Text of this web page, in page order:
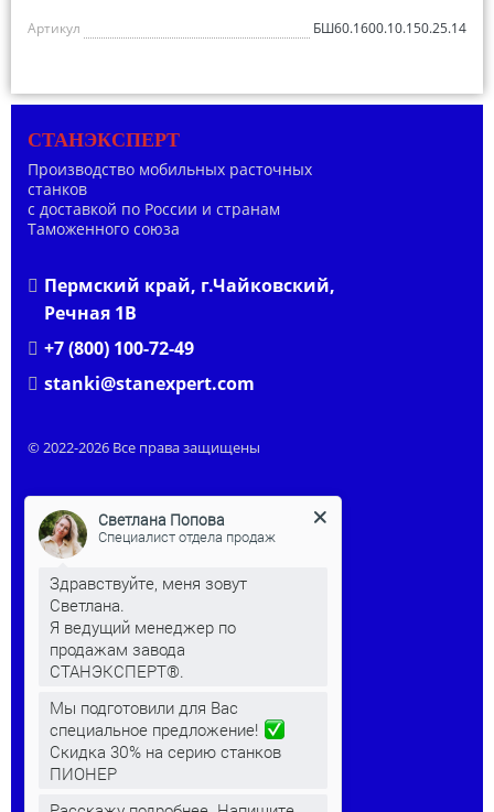
Артикул БШ60.1600.10.150.25.14
СТАНЭКСПЕРТ
Производство мобильных расточных
станков
с доставкой по России и странам
Таможенного союза
Пермский край, г.Чайковский,
Речная 1В
+7 (800) 100-72-49
stanki@stanexpert.com
© 2022-2026 Все права защищены
КЛИЕНТАМ
Преимущества станков
Светлана Попова
Специалист отдела продаж
Здравствуйте, меня зовут
Светлана.
Я ведущий менеджер по
продажам завода
СТАНЭКСПЕРТ®.
Мы подготовили для Вас
специальное предложение!
Скидка 30% на серию станков
ПИОНЕР